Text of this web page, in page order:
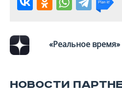
«Реальное время»
НОВОСТИ